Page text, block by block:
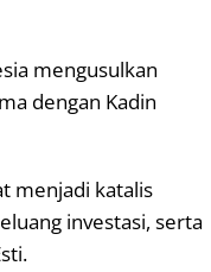
mengusulkan
dengan Kadin
menjadi katalis
investasi, serta